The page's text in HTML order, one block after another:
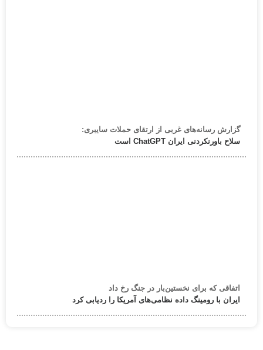
گزارش رسانه‌های غربی از ارتقای حملات سایبری:
سلاح باورنکردنی ایران ChatGPT است
اتفاقی که برای نخستین‌بار در جنگ رخ داد
ایران با رومینگ داده نظامی‌های آمریکا را ردیابی کرد